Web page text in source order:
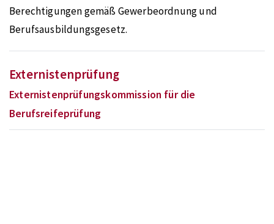
Berechtigungen gemäß Gewerbeordnung und
Berufsausbildungsgesetz.
Externistenprüfung
Externistenprüfungskommission für die
Berufsreifeprüfung